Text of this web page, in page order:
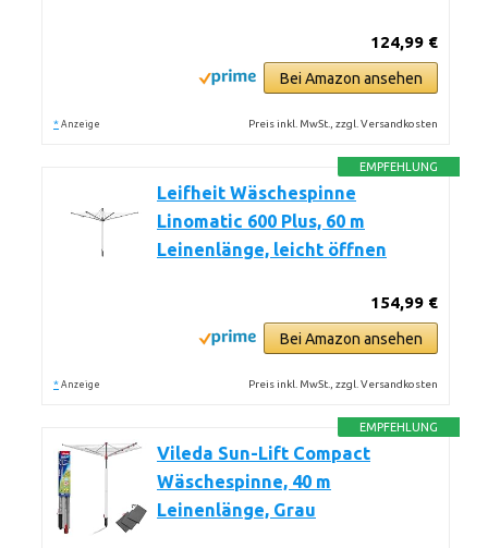
124,99 €
Bei Amazon ansehen
* Anzeige Preis inkl. MwSt., zzgl. Versandkosten
EMPFEHLUNG
Leifheit Wäschespinne
Linomatic 600 Plus, 60 m
Leinenlänge, leicht öffnen
154,99 €
Bei Amazon ansehen
* Anzeige Preis inkl. MwSt., zzgl. Versandkosten
EMPFEHLUNG
Vileda Sun-Lift Compact
Wäschespinne, 40 m
Leinenlänge, Grau